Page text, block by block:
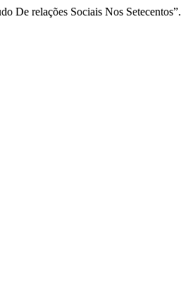
De relações Sociais Nos Setecentos”.